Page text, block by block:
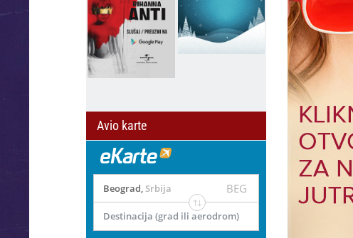
Avio karte
Beograd, Srbija BEG
Destinacija (grad ili aerodrom)